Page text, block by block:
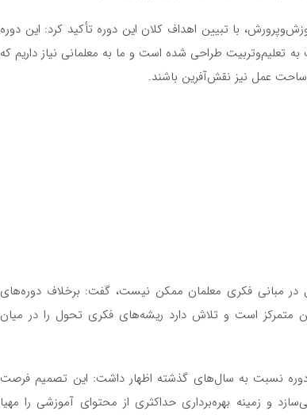
با تبیین اهداف کلان این دوره تأکید کرد: این دوره
تعلیم‌وتربیت طراحی شده است و ما به معلمانی نیاز داریم که
ساحت عمل نیز نقش‌آفرین باشند.
در مبانی فکری معلمان ممکن نیست، گفت: برخلاف دوره‌های
متمرکز است و تلاش دارد ریشه‌های فکری تحول را در میان
نسبت به سال‌های گذشته اظهار داشت: این تصمیم فرصت
و زمینه بهره‌برداری حداکثری از محتوای آموزشی را مهیا